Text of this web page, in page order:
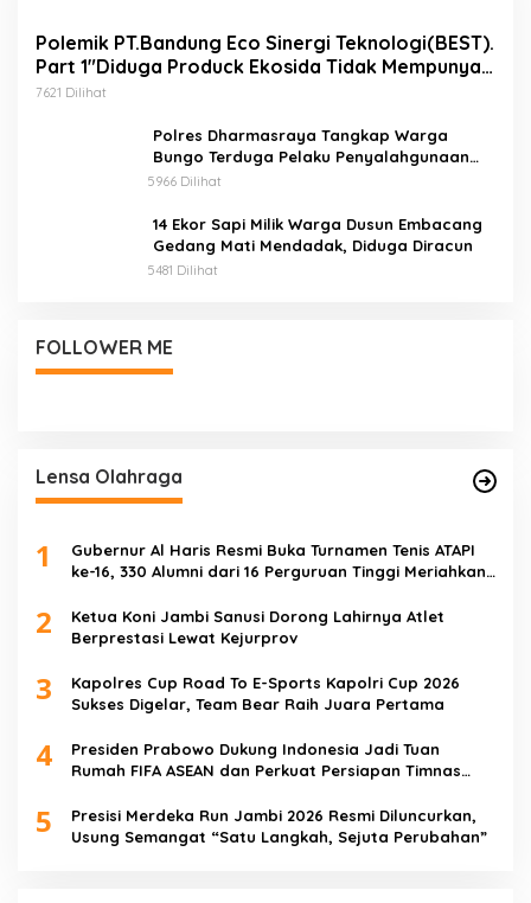
Polemik PT.Bandung Eco Sinergi Teknologi(BEST).
Part 1″Diduga Produck Ekosida Tidak Mempunyai
Izin Edar.
7621 Dilihat
Polres Dharmasraya Tangkap Warga
Bungo Terduga Pelaku Penyalahgunaan
BBM Bersubsidi
5966 Dilihat
14 Ekor Sapi Milik Warga Dusun Embacang
Gedang Mati Mendadak, Diduga Diracun
5481 Dilihat
FOLLOWER ME
Lensa Olahraga
1
Gubernur Al Haris Resmi Buka Turnamen Tenis ATAPI
ke-16, 330 Alumni dari 16 Perguruan Tinggi Meriahkan
2
Ketua Koni Jambi Sanusi Dorong Lahirnya Atlet
Berprestasi Lewat Kejurprov
3
Kapolres Cup Road To E-Sports Kapolri Cup 2026
Sukses Digelar, Team Bear Raih Juara Pertama
4
Presiden Prabowo Dukung Indonesia Jadi Tuan
Rumah FIFA ASEAN dan Perkuat Persiapan Timnas
5
Presisi Merdeka Run Jambi 2026 Resmi Diluncurkan,
Usung Semangat “Satu Langkah, Sejuta Perubahan”